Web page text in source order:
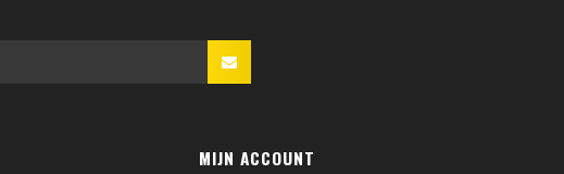
MIJN ACCOUNT